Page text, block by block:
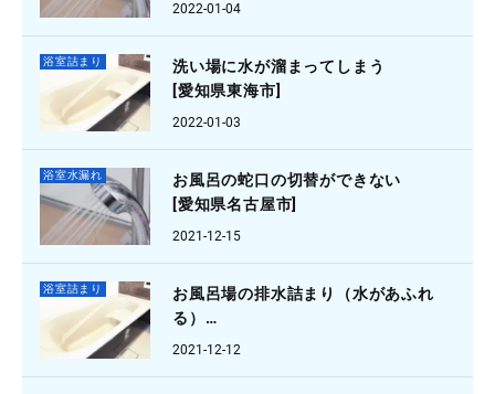
2022-01-04
浴室詰まり
洗い場に水が溜まってしまう
[愛知県東海市]
2022-01-03
浴室水漏れ
お風呂の蛇口の切替ができない
[愛知県名古屋市]
2021-12-15
浴室詰まり
お風呂場の排水詰まり（水があふれ
る）
[東京都西東京市]
2021-12-12